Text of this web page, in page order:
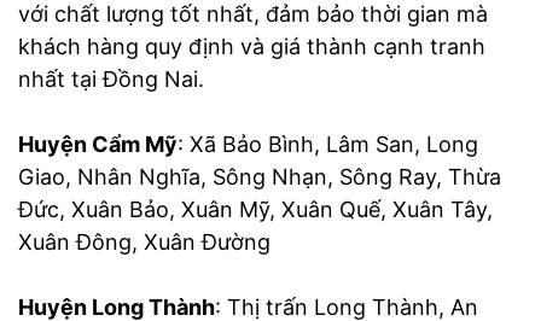
với chất lượng tốt nhất, đảm bảo thời gian mà
khách hàng quy định và giá thành cạnh tranh
nhất tại Đồng Nai.
Huyện Cẩm Mỹ: Xã Bảo Bình, Lâm San, Long
Giao, Nhân Nghĩa, Sông Nhạn, Sông Ray, Thừa
Đức, Xuân Bảo, Xuân Mỹ, Xuân Quế, Xuân Tây,
Xuân Đông, Xuân Đường
Huyện Long Thành: Thị trấn Long Thành, An